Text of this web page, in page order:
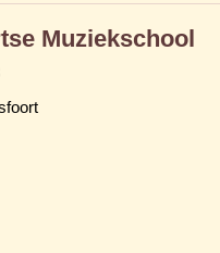
Muziekschool